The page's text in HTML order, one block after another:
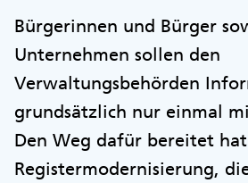
Bürgerinnen und Bürger
Unternehmen sollen den
Verwaltungsbehörden
grundsätzlich nur einmal
Den Weg dafür bereitet
Registermodernisierung,